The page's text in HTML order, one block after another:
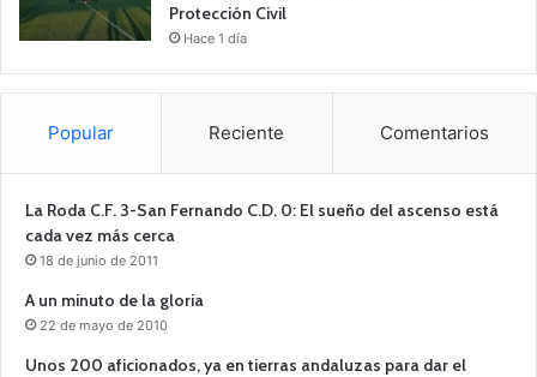
Protección Civil
Hace 1 día
Popular Reciente Comentarios
La Roda C.F. 3-San Fernando C.D. 0: El sueño del ascenso está
cada vez más cerca
18 de junio de 2011
A un minuto de la gloria
22 de mayo de 2010
Unos 200 aficionados, ya en tierras andaluzas para dar el